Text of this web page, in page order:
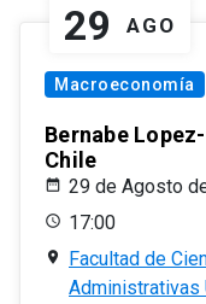
29 AGO
Macroeconomía
Bernabe
Chile
29 de Agosto
17:00
Facultad de
Administrativas